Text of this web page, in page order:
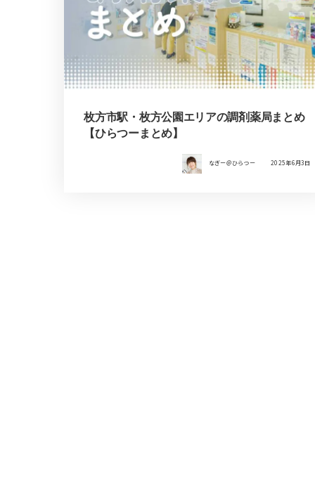
枚方市駅・枚方公園エリアの調剤薬局まとめ
【ひらつーまとめ】
なぎー＠ひらつー 2025年6月3日